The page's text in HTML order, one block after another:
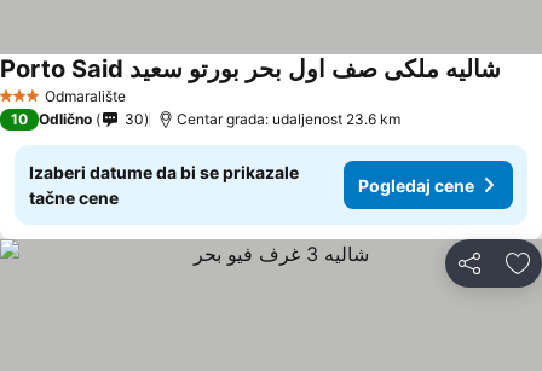
3 ZvezdiceOdmaralište
Porto Said شاليه ملكى صف اول بحر بورتو سعيد
10 Odlično 30 Centar grada: udaljenost 23.6 km
Izaberi datume da bi se prikazale
tačne cene
Pogledaj cene
Deli